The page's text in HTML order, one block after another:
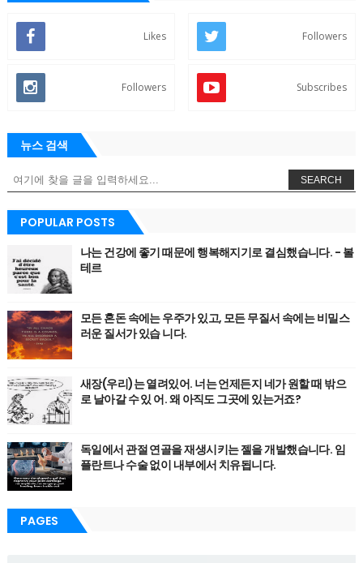
Likes Followers
Followers Subscribes
뉴스 검색
SEARCH
POPULAR POSTS
나는 건강에 좋기 때문에 행복해지기로 결심했습니다. - 볼
테르
모든 혼돈 속에는 우주가 있고, 모든 무질서 속에는 비밀스
러운 질서가 있습 니다.
새장(우리)는 열려있어. 너는 언제든지 네가 원할 때 밖으
로 날아갈 수 있 어. 왜 아직도 그곳에 있는거죠?
독일에서 관절 연골을 재생시키는 젤을 개발했습니다. 임
플란트나 수술 없이 내부에서 치유됩니다.
PAGES